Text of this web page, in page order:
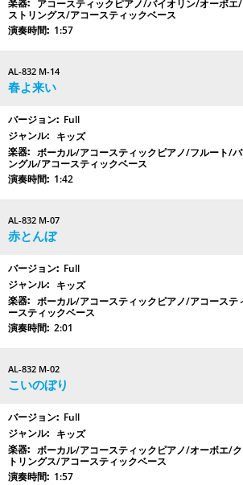
アコースティックピアノ/バイオリン/オーボ
ストリングス/アコースティックベース
1:57
AL-832 M-14
春よ来い
Full
キッズ
ボーカル/アコースティックピアノ/フルート/
ングル/アコースティックベース
1:42
AL-832 M-07
赤とんぼ
Full
キッズ
ボーカル/アコースティックピアノ/アコース
ースティックベース
2:01
AL-832 M-02
こいのぼり
Full
キッズ
ボーカル/アコースティックピアノ/オーボエ/
トリングス/アコースティックベース
1:57